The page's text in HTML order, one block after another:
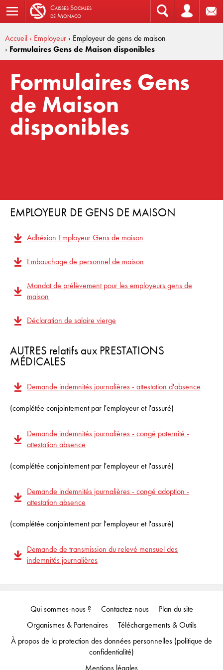
CaissesSociales
de Monaco
Accueil › Employeur › Employeur de gens de maison
› Formulaires Gens de Maison disponibles
Formulaires Gens
de Maison
disponibles
EMPLOYEUR DE GENS DE MAISON
Adhésion Employeur Gens de maison
Embauchage de personnel de maison
Mandat de prélèvement pour les employeurs gens de
maison
Déclaration de salaire vierge
AUTRES relatifs aux PRESTATIONS
MÉDICALES
Demande indemnités journalières - attestation d'absence
(complétée conjointement par l'employeur et l'assuré)
Demande indemnités journalières - congé paternité -
attestation absence
(complétée conjointement par l'employeur et l'assuré)
Demande indemnités journalières - congé adoption -
attestation absence
(complétée conjointement par l'employeur et l'assuré)
Demande de transmission du relevé mensuel des
indemnités journalières
Qui sommes-nous ? Contactez-nous
Plan du site
Organismes & Partenaires
Téléchargements & Outils
À propos de la protection des données personnelles (politique de
confidentialité)
Mentions légales